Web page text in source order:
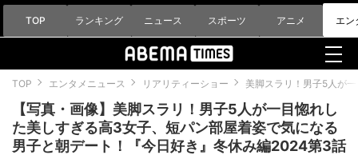
TOP ランキング ニュース スポーツ アニメ エン
TOP エンタメニュース リアリティーショー 美脚スラリ！男子5人が
【写真・画像】美脚スラリ！男子5人が一目惚れし
た美しすぎる高3女子、短パン部屋着姿で気になる
男子と朝デート！『今日好き』冬休み編2024第3話